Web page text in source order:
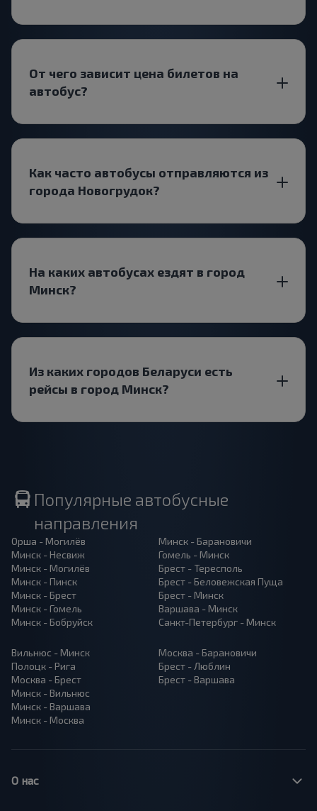
От чего зависит цена билетов на
автобус?
Как часто автобусы отправляются из
города Новогрудок?
На каких автобусах ездят в город
Минск?
Из каких городов Беларуси есть
рейсы в город Минск?
Популярные автобусные
направления
Орша - Могилёв
Минск - Несвиж
Минск - Могилёв
Минск - Пинск
Минск - Брест
Минск - Гомель
Минск - Бобруйск
Минск - Барановичи
Гомель - Минск
Брест - Тересполь
Брест - Беловежская Пуща
Брест - Минск
Варшава - Минск
Санкт-Петербург - Минск
Вильнюс - Минск
Полоцк - Рига
Москва - Брест
Минск - Вильнюс
Минск - Варшава
Минск - Москва
Москва - Барановичи
Брест - Люблин
Брест - Варшава
О нас